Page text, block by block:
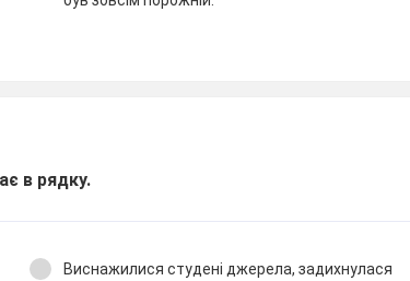
в рядку.
Виснажилися студені джерела, задихнулася